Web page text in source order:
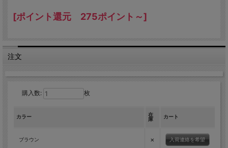
[ポイント還元 275ポイント～]
注文
購入数: 枚
カラー
在
庫
カート
ブラウン × 入荷連絡を希望